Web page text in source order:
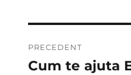
în
PRECEDENT
Articolul
Cum te ajuta